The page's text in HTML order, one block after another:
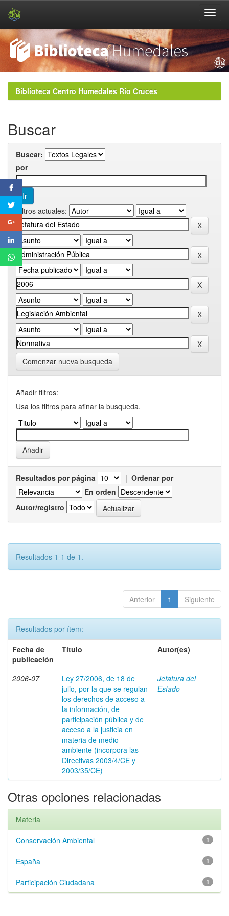
navigationBiblioteca Centro Humedales Río Cruces
Buscar
Buscar:
por
Filtros actuales:
Comenzar nueva busqueda
Añadir filtros:
Usa los filtros para afinar la busqueda.
Resultados por página | Ordenar por
En orden
Autor/registro
Resultados 1-1 de 1.
Anterior 1 Siguiente
Resultados por ítem:
Fecha de
publicación
Título Autor(es)
2006-07
Ley 27/2006, de 18 de
julio, por la que se regulan
los derechos de acceso a
la información, de
participación pública y de
acceso a la justicia en
materia de medio
ambiente (incorpora las
Directivas 2003/4/CE y
2003/35/CE)
Jefatura del
Estado
Otras opciones relacionadas
Materia
1
Conservación Ambiental
1
España
1
Participación Ciudadana